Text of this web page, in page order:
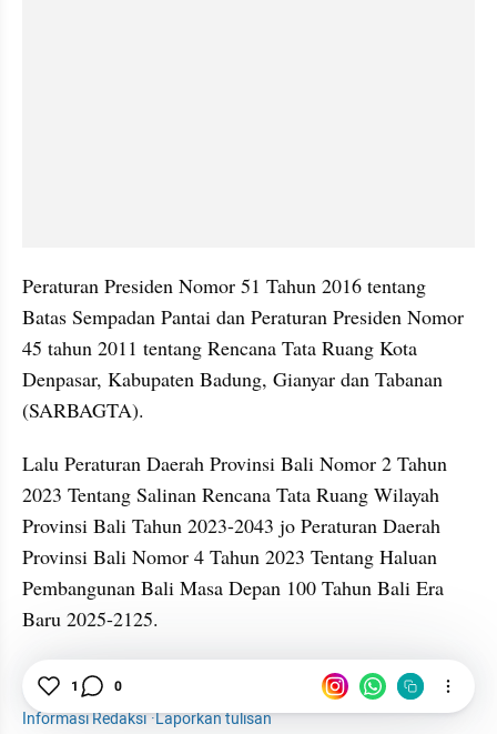
Peraturan Presiden Nomor 51 Tahun 2016 tentang
Batas Sempadan Pantai dan Peraturan Presiden Nomor
45 tahun 2011 tentang Rencana Tata Ruang Kota
Denpasar, Kabupaten Badung, Gianyar dan Tabanan
(SARBAGTA).
Lalu Peraturan Daerah Provinsi Bali Nomor 2 Tahun
2023 Tentang Salinan Rencana Tata Ruang Wilayah
Provinsi Bali Tahun 2023-2043 jo Peraturan Daerah
Provinsi Bali Nomor 4 Tahun 2023 Tentang Haluan
Pembangunan Bali Masa Depan 100 Tahun Bali Era
Baru 2025-2125.
Vila Hotel
Informasi Redaksi·Laporkan tulisan
1 0